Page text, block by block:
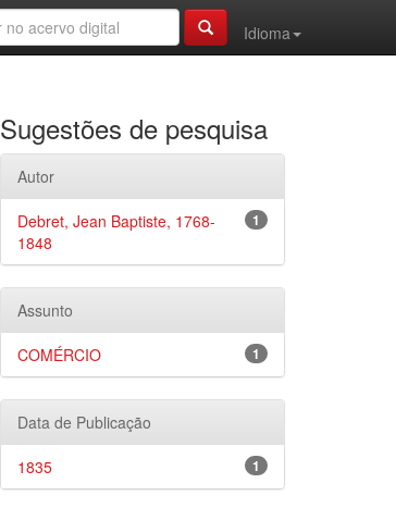
Idioma
Sugestões de pesquisa
Autor
1
Debret, Jean Baptiste, 1768-
1848
Assunto
1
COMÉRCIO
Data de Publicação
1
1835